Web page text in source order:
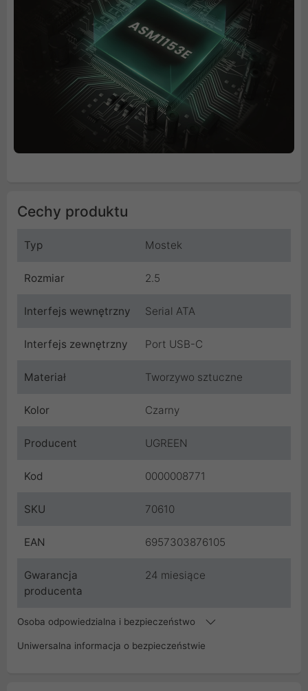
Cechy produktu
Typ Mostek
Rozmiar 2.5
Interfejs wewnętrzny Serial ATA
Interfejs zewnętrzny Port USB-C
Materiał Tworzywo sztuczne
Kolor Czarny
Producent UGREEN
Kod 0000008771
SKU 70610
EAN 6957303876105
Gwarancja
producenta
24 miesiące
Osoba odpowiedzialna i bezpieczeństwo
Uniwersalna informacja o bezpieczeństwie